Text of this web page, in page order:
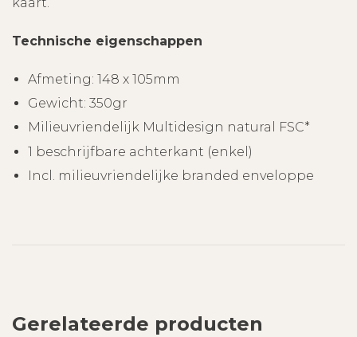
Technische eigenschappen
Afmeting: 148 x 105mm
Gewicht: 350gr
Milieuvriendelijk Multidesign natural FSC*
1 beschrijfbare achterkant (enkel)
Incl. milieuvriendelijke branded enveloppe
Gerelateerde producten